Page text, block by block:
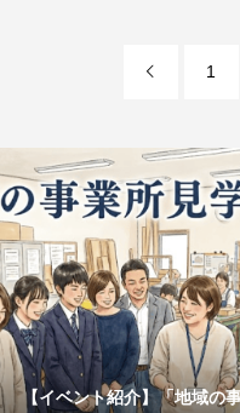
 1
【イベント紹介】「地域の